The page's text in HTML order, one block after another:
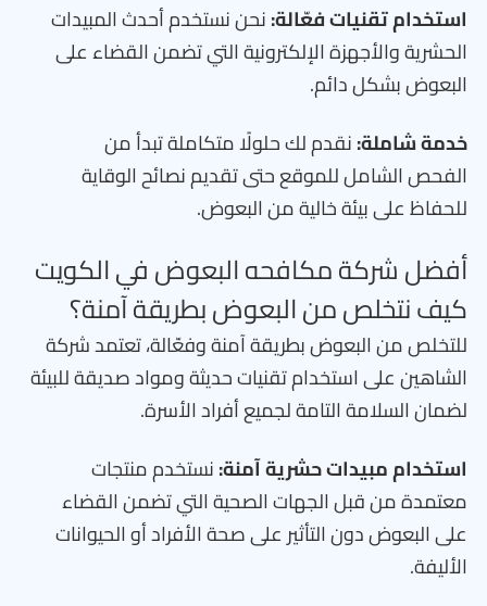
استخدام تقنيات فعّالة:نحن نستخدم أحدث المبيدات
الحشرية والأجهزة الإلكترونية التي تضمن القضاء على
البعوض بشكل دائم.
خدمة شاملة:نقدم لك حلولًا متكاملة تبدأ من
الفحص الشامل للموقع حتى تقديم نصائح الوقاية
للحفاظ على بيئة خالية من البعوض.
أفضل شركة مكافحه البعوض في الكويت
كيف نتخلص من البعوض بطريقة آمنة؟
للتخلص من البعوض بطريقة آمنة وفعّالة، تعتمد شركة
الشاهين على استخدام تقنيات حديثة ومواد صديقة للبيئة
لضمان السلامة التامة لجميع أفراد الأسرة.
استخدام مبيدات حشرية آمنة:نستخدم منتجات
معتمدة من قبل الجهات الصحية التي تضمن القضاء
على البعوض دون التأثير على صحة الأفراد أو الحيوانات
الأليفة.